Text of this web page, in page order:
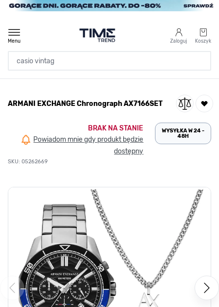
Przejdź do treści
Zaloguj Koszyk
Menu
/
ARMANI EXCHANGE Chronograph AX7166SET
ARMANI EXCHANGE Chronograph AX7166SET
BRAK NA STANIE
Powiadom mnie gdy produkt będzie
dostępny
SKU: 05262669
WYSYŁKA W 24 -
48H